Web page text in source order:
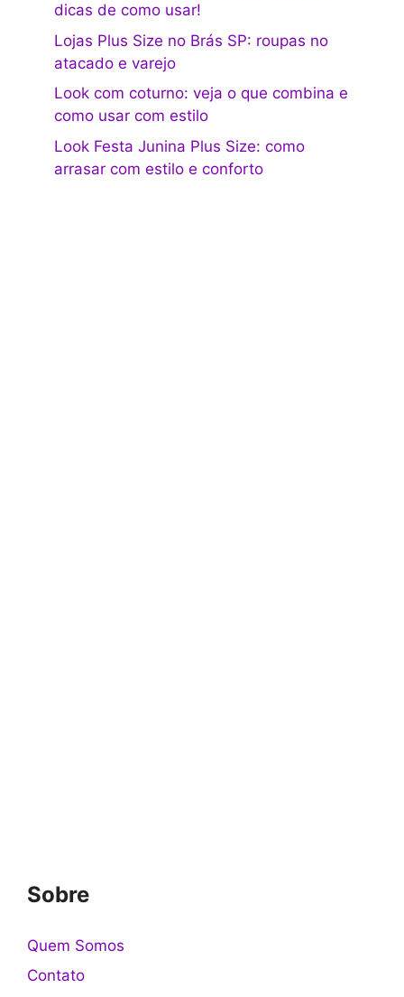
dicas de como usar!
Lojas Plus Size no Brás SP: roupas no
atacado e varejo
Look com coturno: veja o que combina e
como usar com estilo
Look Festa Junina Plus Size: como
arrasar com estilo e conforto
Sobre
Quem Somos
Contato